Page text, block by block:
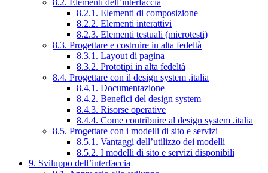
8.2.1. Elementi di composizione
8.2.2. Elementi interattivi
8.2.3. Elementi testuali (microtesti)
8.3. Progettare e costruire in alta fedeltà
8.3.1. Layout di pagina
8.3.2. Prototipi in alta fedeltà
8.4. Progettare con il design system .italia
8.4.1. Documentazione
8.4.2. Benefici del design system
8.4.3. Risorse operative
8.4.4. Come contribuire al design system .italia
8.5. Progettare con i modelli di sito e servizi
8.5.1. Vantaggi dell’utilizzo dei modelli
8.5.2. I modelli di sito e servizi disponibili
9. Sviluppo dell’interfaccia